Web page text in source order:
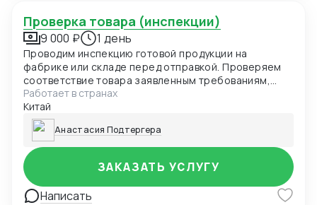
Проверка товара (инспекции)
9 000 ₽ 1 день
Проводим инспекцию готовой продукции на
фабрике или складе перед отправкой. Проверяем
соответствие товара заявленным требованиям,
количество, качество, упаковку и маркировку.
Предоставляем подробный отчёт с фото и
рекомендациями. Это помогает избежать брака,
потерь и недопонимания при поставках.
Работает в странах
Китай
Анастасия Подтергера
Написать
ЗАКАЗАТЬ УСЛУГУ